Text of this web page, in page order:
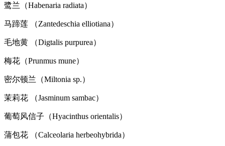
鹭兰（Habenaria radiata）
马蹄莲 （Zantedeschia elliotiana）
毛地黄 （Digtalis purpurea）
梅花（Prunmus mune）
密尔顿兰（Miltonia sp.）
茉莉花 （Jasminum sambac）
葡萄风信子（Hyacinthus orientalis）
蒲包花 （Calceolaria herbeohybrida）